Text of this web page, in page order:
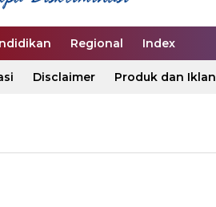
Regional Index
Disclaimer Produk dan Iklan